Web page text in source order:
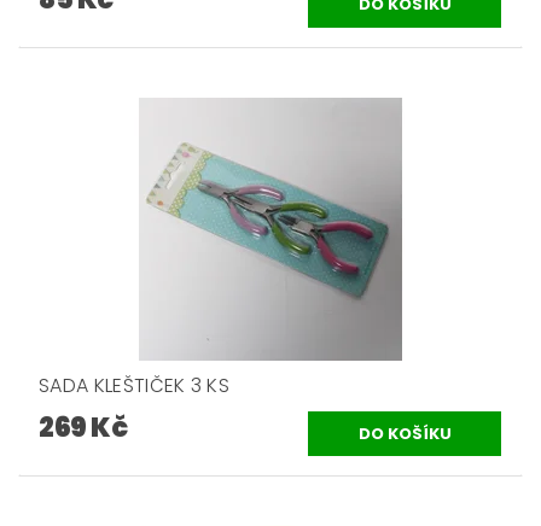
SADA KLEŠTIČEK 3 KS
269 Kč